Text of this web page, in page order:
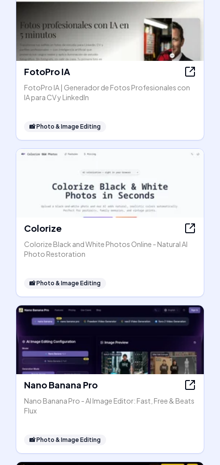
FotoPro IA
FotoPro IA | Generador de Fotos Profesionales con
IA para CV y LinkedIn
📸Photo & Image Editing
Colorize
Colorize Black and White Photos Online - Natural AI
Photo Restoration
📸Photo & Image Editing
Nano Banana Pro
Nano Banana Pro - AI Image Editor: Fast, Free & Beats
Flux
📸Photo & Image Editing